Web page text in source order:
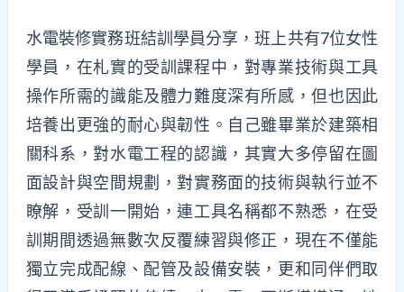
水電裝修實務班結訓學員分享，班上共有7位女性
學員，在札實的受訓課程中，對專業技術與工具
操作所需的識能及體力難度深有所感，但也因此
培養出更強的耐心與韌性。自己雖畢業於建築相
關科系，對水電工程的認識，其實大多停留在圖
面設計與空間規劃，對實務面的技術與執行並不
瞭解，受訓一開始，連工具名稱都不熟悉，在受
訓期間透過無數次反覆練習與修正，現在不僅能
獨立完成配線、配管及設備安裝，更和同伴們取